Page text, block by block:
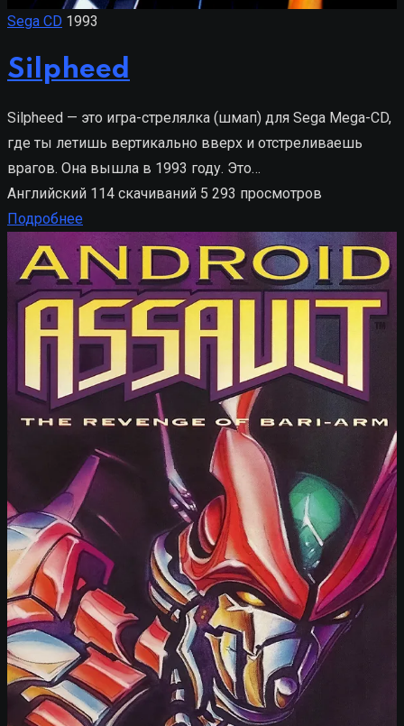
Sega CD 1993
Silpheed
Silpheed — это игра-стрелялка (шмап) для Sega Mega-CD,
где ты летишь вертикально вверх и отстреливаешь
врагов. Она вышла в 1993 году. Это…
Английский 114 скачиваний 5 293 просмотров
Подробнее